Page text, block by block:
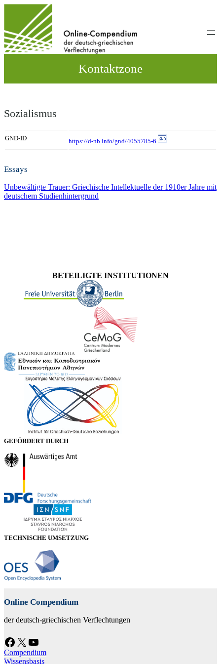
wechseln
Kontaktzone
Sozialismus
GND-ID https://d-nb.info/gnd/4055785-6
Essays
Unbewältigte Trauer: Griechische Intellektuelle der 1910er Jahre mit
deutschem Studienhintergrund
BETEILIGTE INSTITUTIONEN
GEFÖRDERT DURCH
TECHNISCHE UMSETZUNG
Online Compendium
der deutsch-griechischen Verflechtungen
Facebook X YouTube
Compendium
Wissensbasis